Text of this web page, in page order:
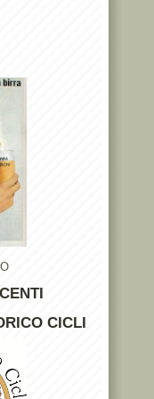
CICLI